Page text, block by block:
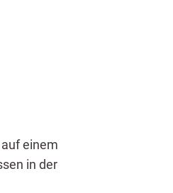
einem
in der